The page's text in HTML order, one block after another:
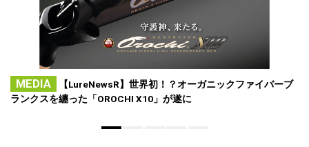
MEDIA
【LureNewsR】世界初！？オーガニックファイバーブ
ランクスを纏った「OROCHI X10」が遂に